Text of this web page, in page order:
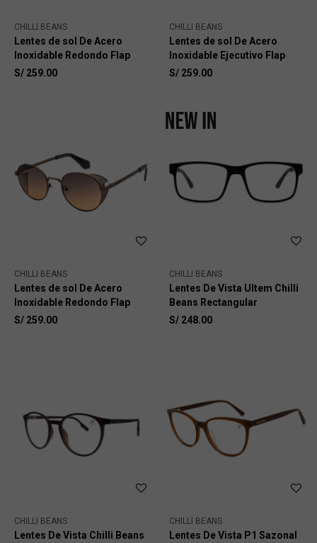
CHILLI BEANS
Lentes de sol De Acero
Inoxidable Redondo Flap
S/ 259.00
CHILLI BEANS
Lentes de sol De Acero
Inoxidable Ejecutivo Flap
S/ 259.00
CHILLI BEANS
Lentes de sol De Acero
Inoxidable Redondo Flap
S/ 259.00
CHILLI BEANS
Lentes De Vista Ultem Chilli
Beans Rectangular
S/ 248.00
CHILLI BEANS
Lentes De Vista Chilli Beans
CHILLI BEANS
Lentes De Vista P1 Sazonal